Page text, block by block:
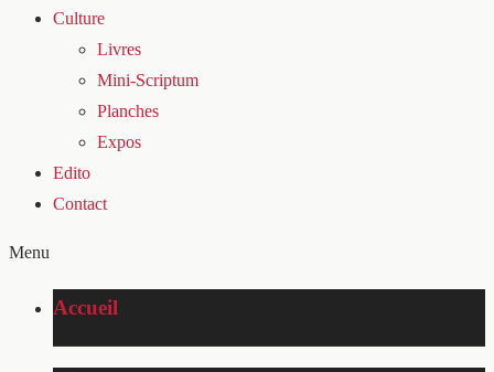
Culture
Livres
Mini-Scriptum
Planches
Expos
Edito
Contact
Menu
Accueil